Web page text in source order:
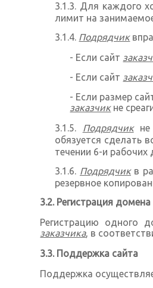
Для каждого
лимит на
Подрядчик
- Если сайт
- Если сайт
- Если размер
заказчикне
Подрядчикне
обязуется сделать
течении 6-и рабочих
Подрядчикв
резервное
Регистрация домена
Регистрацию одного
заказчика, в
Поддержка сайта
Поддержка